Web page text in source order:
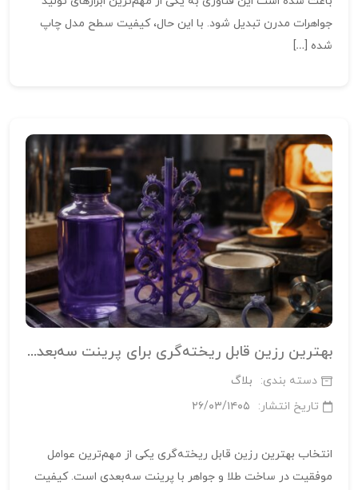
جواهرات مدرن تبدیل شود. با این حال، کیفیت سطح مدل چاپ
شده […]
بهترین رزین قابل ریخته‌گری برای پرینت سه‌بعدی طلا و جواهر؛ راهنمای کامل انتخاب رزین جواهرسازی
دسته بندی:
بلاگ
تاریخ انتشار:
۲۶/۰۳/۱۴۰۵
انتخاب بهترین رزین قابل ریخته‌گری یکی از مهم‌ترین عوامل
موفقیت در ساخت طلا و جواهر با پرینت سه‌بعدی است. کیفیت